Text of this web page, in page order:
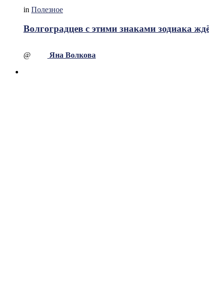
in Полезное
Волгоградцев с этими знаками зодиака
@ Яна Волкова